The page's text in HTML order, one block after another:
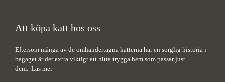
Att köpa katt hos oss
Eftersom många av de omhändertagna katterna har en sorglig historia i
bagaget är det extra viktigt att hitta trygga hem som passar just
dem. Läs mer